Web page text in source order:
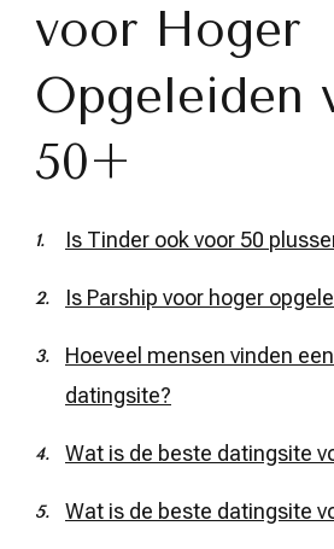
voor Hoger
Opgeleiden
50+
Is Tinder ook voor 50
Is Parship voor hoger
Hoeveel mensen vinden
datingsite?
Wat is de beste datingsite
Wat is de beste datingsite